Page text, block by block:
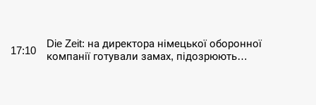
17:10
Die Zeit: на директора німецької оборонної
компанії готували замах, підозрюють…